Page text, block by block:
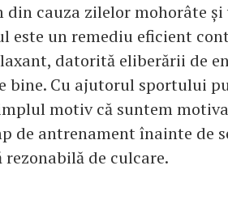
cauza zilelor mohorâte și
este un remediu eficient
datorită eliberării de
bine. Cu ajutorul sportului
motiv că suntem
de antrenament înainte de
de culcare.